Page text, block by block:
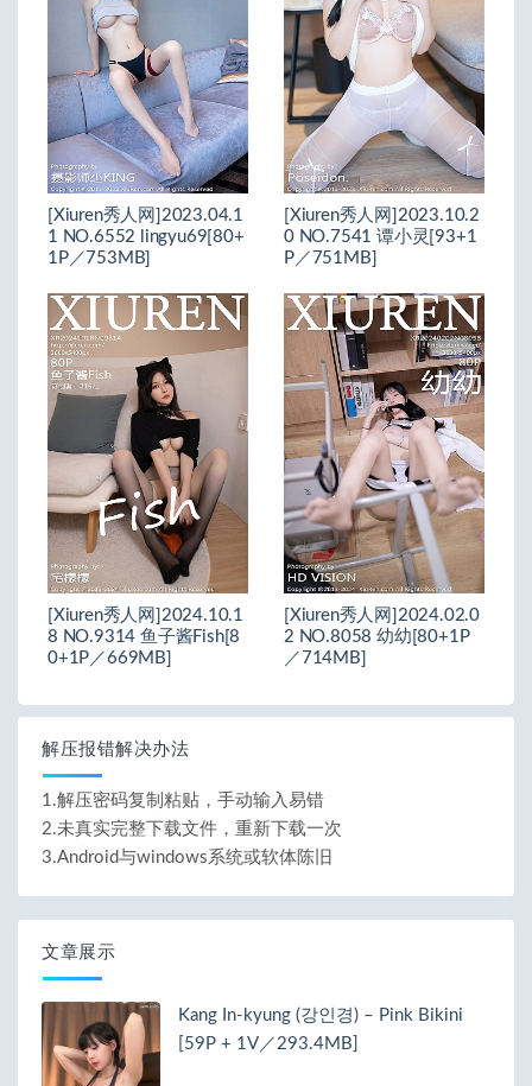
[Xiuren秀人网]2023.04.1
1 NO.6552 lingyu69[80+
1P／753MB]
[Xiuren秀人网]2023.10.2
0 NO.7541 谭小灵[93+1
P／751MB]
[Xiuren秀人网]2024.10.1
8 NO.9314 鱼子酱Fish[8
0+1P／669MB]
[Xiuren秀人网]2024.02.0
2 NO.8058 幼幼[80+1P
／714MB]
解压报错解决办法
1.解压密码复制粘贴，手动输入易错
2.未真实完整下载文件，重新下载一次
3.Android与windows系统或软体陈旧
文章展示
Kang In-kyung (강인경) – Pink Bikini
[59P + 1V／293.4MB]